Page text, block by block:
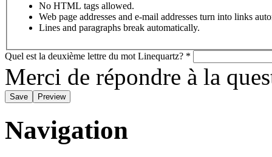
No HTML tags allowed.
Web page addresses and e-mail addresses turn into links
Lines and paragraphs break automatically.
Quel est la deuxième lettre du mot Linequartz? *
Merci de répondre à la
Navigation